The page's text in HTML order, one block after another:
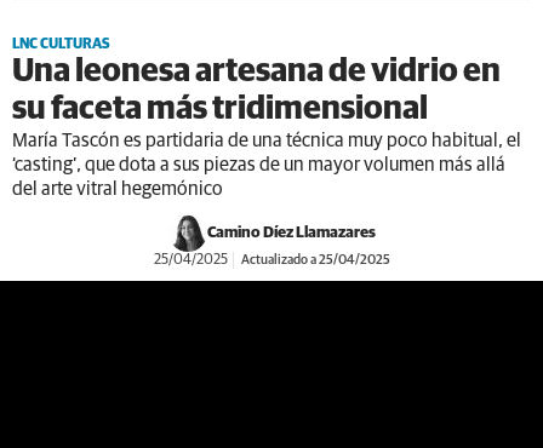
LNC CULTURAS
Una leonesa artesana de vidrio en
su faceta más tridimensional
María Tascón es partidaria de una técnica muy poco habitual, el
‘casting’, que dota a sus piezas de un mayor volumen más allá
del arte vitral hegemónico
Camino Díez Llamazares
25/04/2025 Actualizado a 25/04/2025